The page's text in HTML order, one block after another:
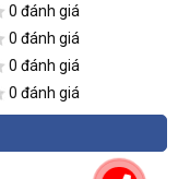
0 đánh giá
0 đánh giá
0 đánh giá
0 đánh giá